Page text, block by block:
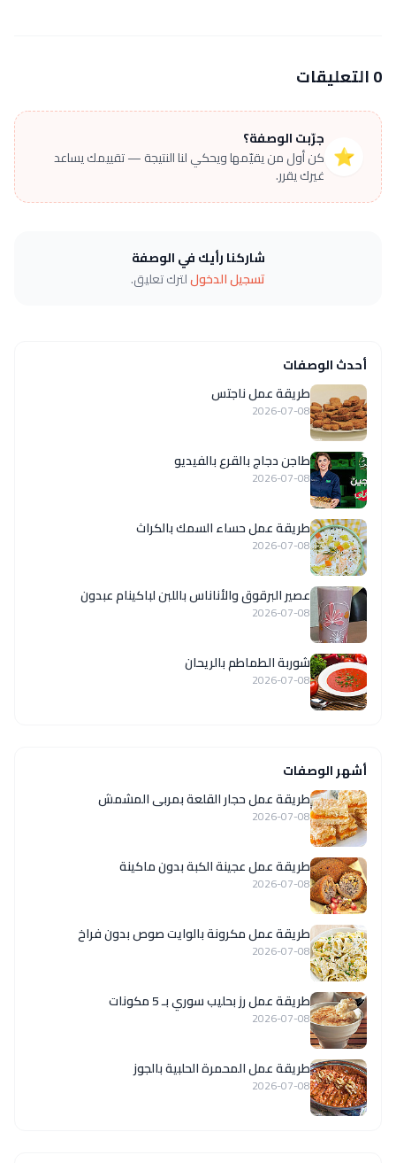
0 التعليقات
⭐
جرّبت الوصفة؟
كن أول من يقيّمها ويحكي لنا النتيجة — تقييمك يساعد
غيرك يقرر.
شاركنا رأيك في الوصفة
تسجيل الدخوللترك تعليق.
أحدث الوصفات
طريقة عمل ناجتس
2026-07-08
طاجن دجاج بالقرع بالفيديو
2026-07-08
طريقة عمل حساء السمك بالكراث
2026-07-08
عصير البرقوق والأناناس باللبن لباكينام عبدون
2026-07-08
شوربة الطماطم بالريحان
2026-07-08
أشهر الوصفات
طريقة عمل حجار القلعة بمربى المشمش
2026-07-08
طريقة عمل عجينة الكبة بدون ماكينة
2026-07-08
طريقة عمل مكرونة بالوايت صوص بدون فراخ
2026-07-08
طريقة عمل رز بحليب سوري بـ 5 مكونات
2026-07-08
طريقة عمل المحمرة الحلبية بالجوز
2026-07-08